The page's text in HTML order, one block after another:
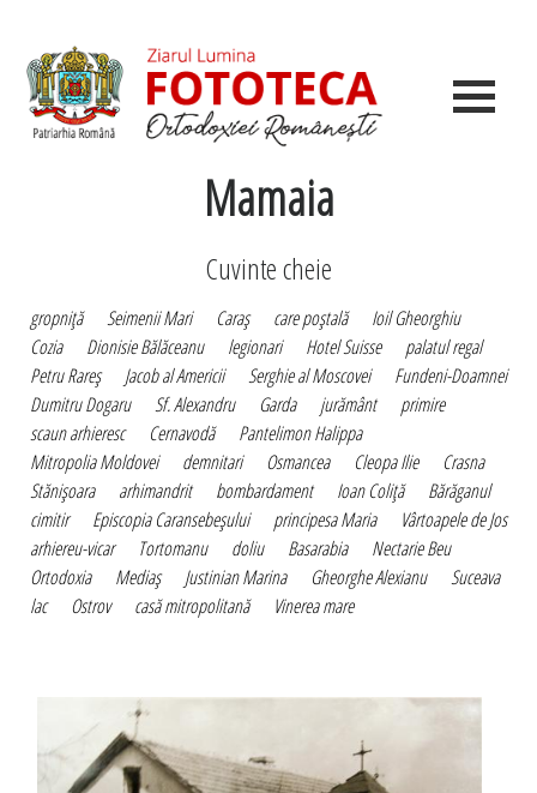
Mamaia
Cuvinte cheie
gropniţă Seimenii Mari Caraş care poştală
Ioil Gheorghiu
Cozia
Dionisie Bălăceanu legionari Hotel Suisse
palatul regal
Petru Rareş
Jacob al Americii Serghie al Moscovei
Fundeni-Doamnei
Dumitru Dogaru
Sf. Alexandru Garda jurământ
primire
scaun arhieresc
Cernavodă
Pantelimon Halippa
Mitropolia Moldovei
demnitari Osmancea Cleopa Ilie
Crasna
Stănişoara
arhimandrit bombardament Ioan Coliţă
Bărăganul
cimitir
Episcopia Caransebeşului principesa Maria
Vârtoapele de Jos
arhiereu-vicar
Tortomanu doliu Basarabia
Nectarie Beu
Ortodoxia
Mediaş Justinian Marina Gheorghe Alexianu
Suceava
lac
Ostrov casă mitropolitană Vinerea mare